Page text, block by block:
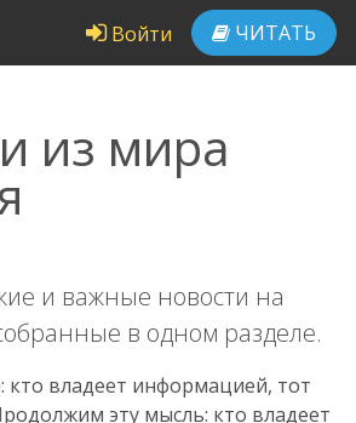
Войти ЧИТАТЬ
из мира
и важные новости на
в одном разделе.
кто владеет информацией, тот
эту мысль: кто владеет